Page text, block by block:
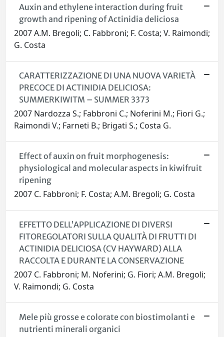
Auxin and ethylene interaction during fruit
growth and ripening of Actinidia deliciosa
2007 A.M. Bregoli; C. Fabbroni; F. Costa; V. Raimondi;
G. Costa
CARATTERIZZAZIONE DI UNA NUOVA VARIETÀ
PRECOCE DI ACTINIDIA DELICIOSA:
SUMMERKIWITM – SUMMER 3373
2007 Nardozza S.; Fabbroni C.; Noferini M.; Fiori G.;
Raimondi V.; Farneti B.; Brigati S.; Costa G.
Effect of auxin on fruit morphogenesis:
physiological and molecular aspects in kiwifruit
ripening
2007 C. Fabbroni; F. Costa; A.M. Bregoli; G. Costa
EFFETTO DELL’APPLICAZIONE DI DIVERSI
FITOREGOLATORI SULLA QUALITÀ DI FRUTTI DI
ACTINIDIA DELICIOSA (CV HAYWARD) ALLA
RACCOLTA E DURANTE LA CONSERVAZIONE
2007 C. Fabbroni; M. Noferini; G. Fiori; A.M. Bregoli;
V. Raimondi; G. Costa
Mele più grosse e colorate con biostimolanti e
nutrienti minerali organici